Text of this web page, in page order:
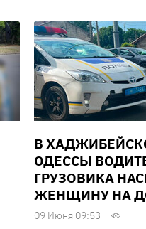
В
ОДЕССЫ
ГРУЗОВИКА
ЖЕНЩИНУ НА
09 Июня 09:53